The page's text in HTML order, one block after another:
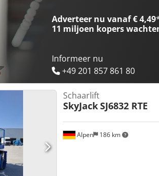
Adverteer nu vanaf € 4,49
11 miljoen kopers
Informeer nu
+49 201 857 861 80
Alpen 186 km
Schaarlift
SkyJackSJ6832 RTE